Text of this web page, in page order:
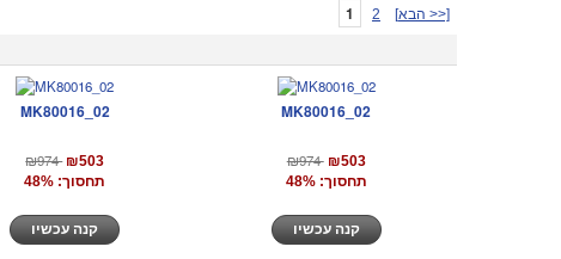
1 2 [הבא >>]
MK80016_02
₪974 ₪503
תחסוך: 48%
MK80016_02
₪974 ₪503
תחסוך: 48%
קנה עכשיו